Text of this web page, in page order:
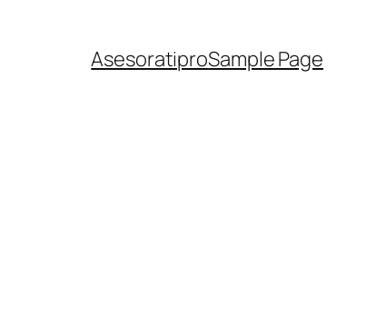
AsesoratiproSample Page